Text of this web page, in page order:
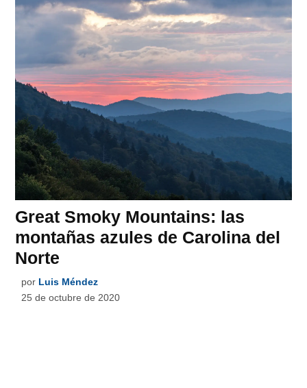
Great Smoky Mountains: las
montañas azules de Carolina del
Norte
por Luis Méndez
25 de octubre de 2020